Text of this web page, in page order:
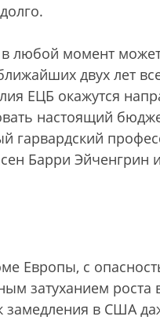
любой момент
двух лет
ЕЦБ окажутся
настоящий
гарвардский
Барри Эйченгрин
Европы, с
затуханием роста
в США